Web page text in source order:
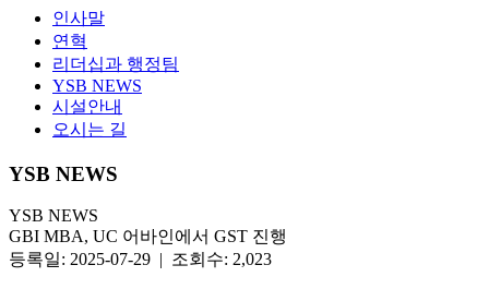
인사말
연혁
리더십과 행정팀
YSB NEWS
시설안내
오시는 길
YSB NEWS
YSB NEWS
GBI MBA, UC 어바인에서 GST 진행
등록일: 2025-07-29 | 조회수: 2,023